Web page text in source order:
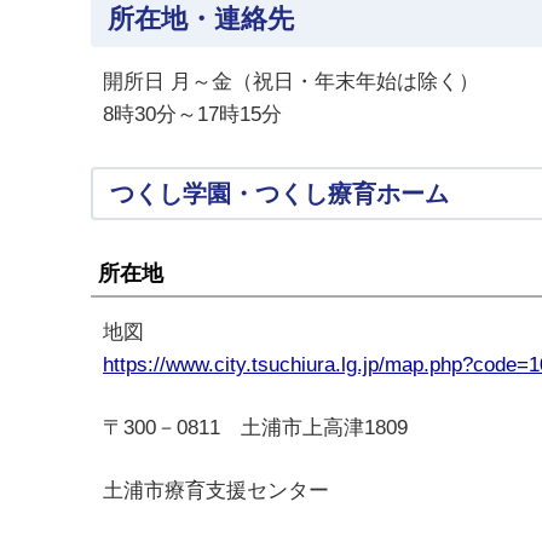
所在地・連絡先
開所日 月～金（祝日・年末年始は除く）
8時30分～17時15分
つくし学園・つくし療育ホーム
所在地
地図
https://www.city.tsuchiura.lg.jp/
〒300－0811 土浦市上高津1809
土浦市療育支援センター